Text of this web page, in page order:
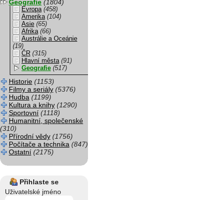
Geografie (1804)
Evropa (458)
Amerika (104)
Asie (65)
Afrika (66)
Austrálie a Oceánie
(19)
ČR (315)
Hlavní města (91)
Geografie (517)
Historie (1153)
Filmy a seriály (5376)
Hudba (1199)
Kultura a knihy (1290)
Sportovní (1118)
Humanitní, společenské
(310)
Přírodní vědy (1756)
Počítače a technika (847)
Ostatní (2175)
Přihlaste se
Uživatelské jméno